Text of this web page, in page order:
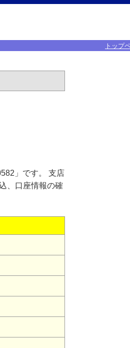
トップ
」です。 支店
、口座情報の確